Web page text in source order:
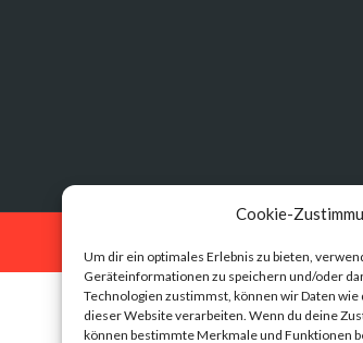
Cookie-
Um dir ein optimales Erlebnis zu bieten,
Geräteinformationen zu speichern und/oder
Technologien zustimmst, können wir Daten
dieser Website verarbeiten. Wenn du deine
können bestimmte Merkmale und Funktionen